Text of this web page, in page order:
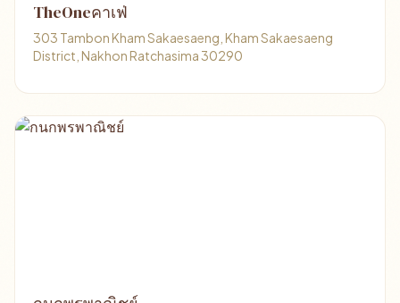
TheOneคาเฟ่
303 Tambon Kham Sakaesaeng, Kham Sakaesaeng
District, Nakhon Ratchasima 30290